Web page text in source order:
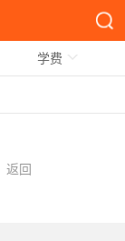
学费
返回